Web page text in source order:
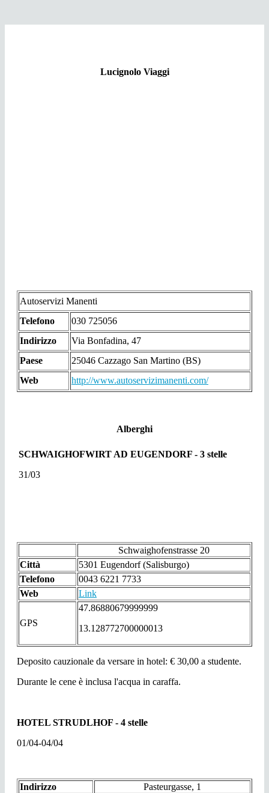
Lucignolo Viaggi
Autoservizi Manenti
Telefono
030 725056
Indirizzo
Via Bonfadina, 47
Paese
25046 Cazzago San Martino (BS)
Web
http://www.autoservizimanenti.com/
Alberghi
SCHWAIGHOFWIRT AD EUGENDORF - 3 stelle
31/03
Schwaighofenstrasse 20
Città
5301 Eugendorf (Salisburgo)
Telefono
0043 6221 7733
Web
Link
GPS
47.86880679999999
13.128772700000013
Deposito cauzionale da versare in hotel: € 30,00 a studente.
Durante le cene è inclusa l'acqua in caraffa.
HOTEL STRUDLHOF - 4 stelle
01/04-04/04
Indirizzo
Pasteurgasse, 1